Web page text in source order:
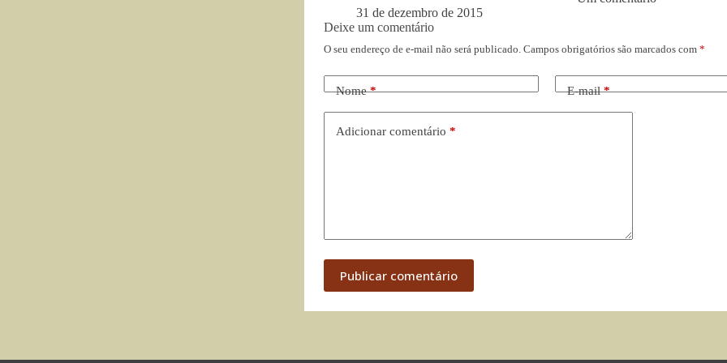
31 de dezembro de 2015
Deixe um comentário
O seu endereço de e-mail não será publicado. Campos obrigatórios são marcados com *
Nome* E-mail*
Adicionar comentário *
Publicar comentário